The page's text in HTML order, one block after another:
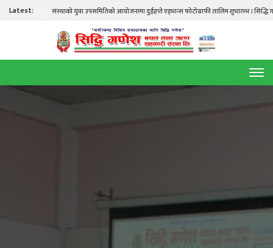
Latest:संस्थाको युवा उपसमितिको आयोजनामा दुईहप्ते एड्भान्स फोटोग्राफी तालिम शुभारम्भ । सिद्धि गणेश